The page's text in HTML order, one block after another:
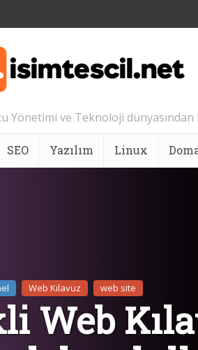
Yönetimi ve Teknoloji dünyasından
SEO Yazılım Linux
Web Kılavuz web site
Web